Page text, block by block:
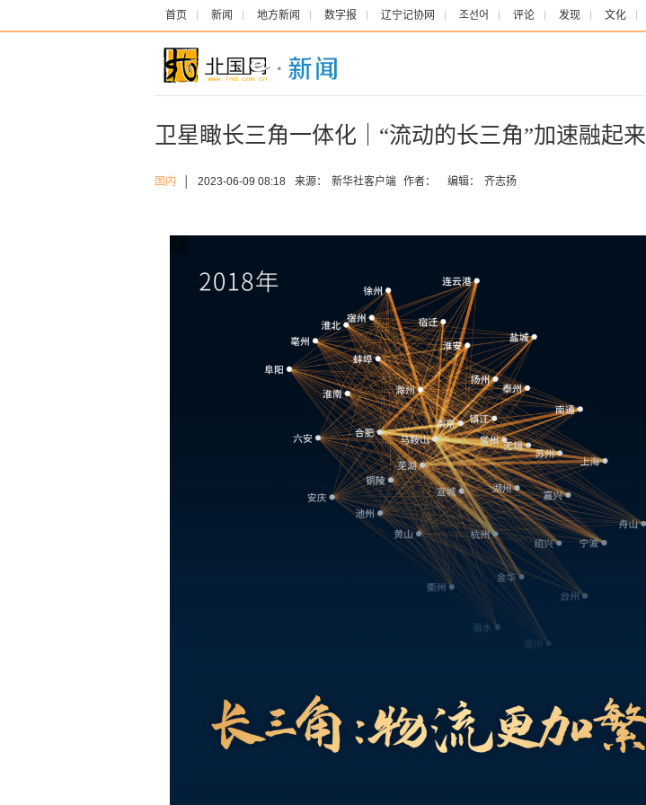
首页 新闻 地方新闻 数字报 辽宁记协网 조선어 评论 发现 文化
卫星瞰长三角一体化｜“流动的长三角”加速融起来
国内 2023-06-09 08:18 来源： 新华社客户端 作者： 编辑： 齐志扬